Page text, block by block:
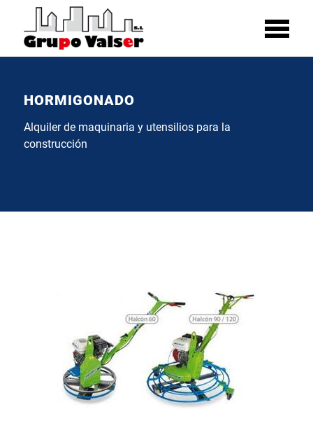
HORMIGONADO
Alquiler de maquinaria y utensilios para la
construcción